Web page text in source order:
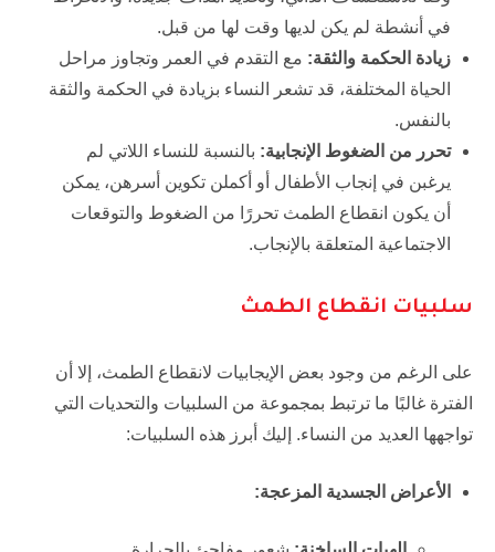
في أنشطة لم يكن لديها وقت لها من قبل.
زيادة الحكمة والثقة: مع التقدم في العمر وتجاوز مراحل
الحياة المختلفة، قد تشعر النساء بزيادة في الحكمة والثقة
بالنفس.
تحرر من الضغوط الإنجابية: بالنسبة للنساء اللاتي لم
يرغبن في إنجاب الأطفال أو أكملن تكوين أسرهن، يمكن
أن يكون انقطاع الطمث تحررًا من الضغوط والتوقعات
الاجتماعية المتعلقة بالإنجاب.
سلبيات انقطاع الطمث
على الرغم من وجود بعض الإيجابيات لانقطاع الطمث، إلا أن
الفترة غالبًا ما ترتبط بمجموعة من السلبيات والتحديات التي
تواجهها العديد من النساء. إليك أبرز هذه السلبيات:
الأعراض الجسدية المزعجة: